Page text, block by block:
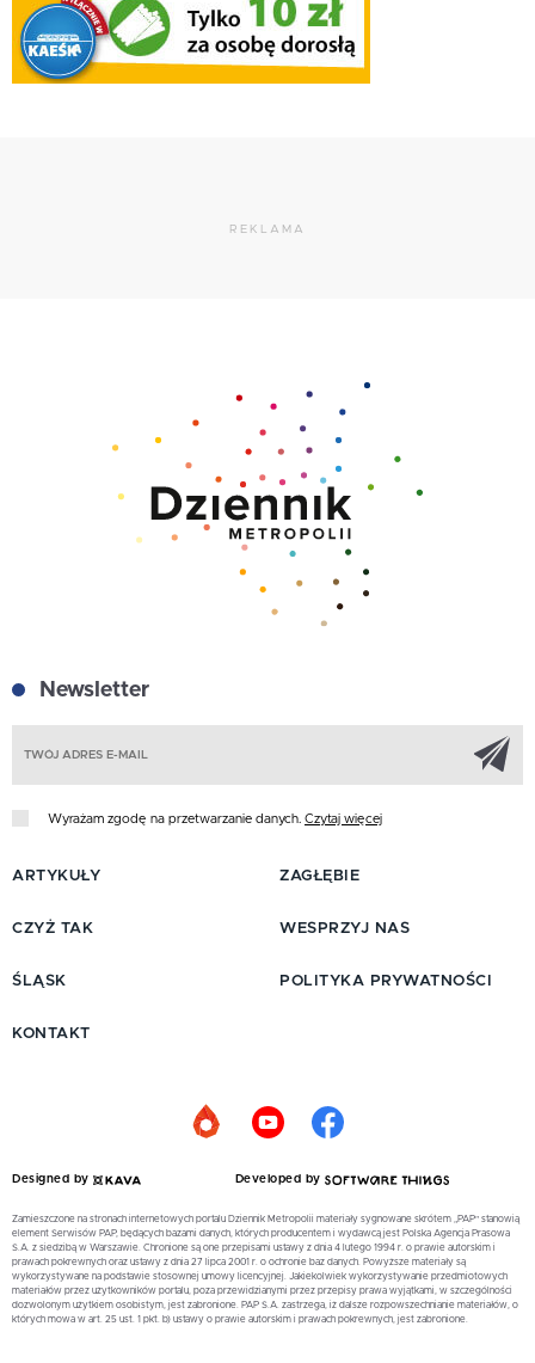
REKLAMA
Newsletter
Wyrażam zgodę na przetwarzanie danych. Czytaj więcej
ARTYKUŁY
CZYŻ TAK
ŚLĄSK
ZAGŁĘBIE
WESPRZYJ NAS
POLITYKA PRYWATNOŚCI
KONTAKT
Designed by Developed by
Zamieszczone na stronach internetowych portalu Dziennik Metropolii materiały sygnowane skrótem „PAP” stanowią
element Serwisów PAP, będących bazami danych, których producentem i wydawcą jest Polska Agencja Prasowa
S.A. z siedzibą w Warszawie. Chronione są one przepisami ustawy z dnia 4 lutego 1994 r. o prawie autorskim i
prawach pokrewnych oraz ustawy z dnia 27 lipca 2001 r. o ochronie baz danych. Powyższe materiały są
wykorzystywane na podstawie stosownej umowy licencyjnej. Jakiekolwiek wykorzystywanie przedmiotowych
materiałów przez użytkowników portalu, poza przewidzianymi przez przepisy prawa wyjątkami, w szczególności
dozwolonym użytkiem osobistym, jest zabronione. PAP S.A. zastrzega, iż dalsze rozpowszechnianie materiałów, o
których mowa w art. 25 ust. 1 pkt. b) ustawy o prawie autorskim i prawach pokrewnych, jest zabronione.